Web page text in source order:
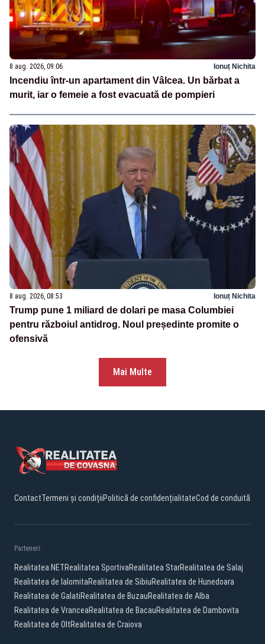
8 aug. 2026, 09:06 Ionuț Nichita
Incendiu într-un apartament din Vâlcea. Un bărbat a
murit, iar o femeie a fost evacuată de pompieri
8 aug. 2026, 08:53 Ionuț Nichita
Trump pune 1 miliard de dolari pe masa Columbiei
pentru războiul antidrog. Noul președinte promite o
ofensivă
Mai Multe
ContactTermeni și condițiiPolitică de confidențialitateCod de conduită
Parteneri:
Realitatea.NETRealitatea SportivaRealitatea StarRealitatea de Salaj
Realitatea de IalomitaRealitatea de SibiuRealitatea de Hunedoara
Realitatea de GalatiRealitatea de BuzauRealitatea de Alba
Realitatea de VranceaRealitatea de BacauRealitatea de Dambovita
Realitatea de OltRealitatea de Craiova